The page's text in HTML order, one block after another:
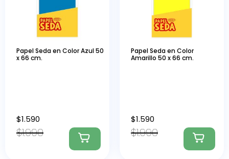
Papel Seda en Color Azul 50
x 66 cm.
$1.990
$1.590
Papel Seda en Color
Amarillo 50 x 66 cm.
$1.990
$1.590